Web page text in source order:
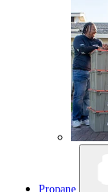
Propane